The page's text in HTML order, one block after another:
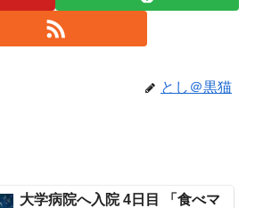
とし＠黒猫
大学病院へ入院 4日目 「食べマ